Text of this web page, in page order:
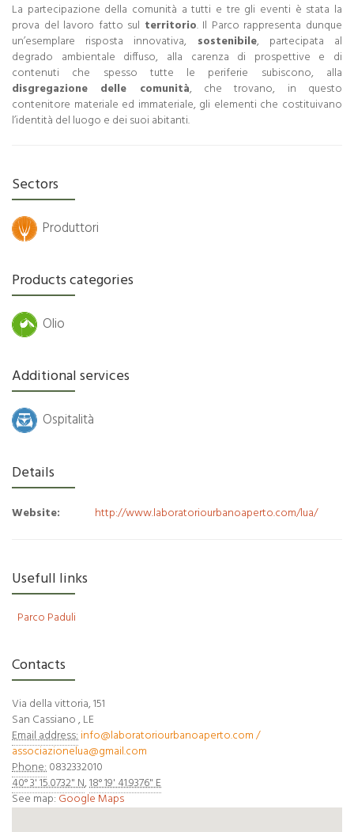
La partecipazione della comunità a tutti e tre gli eventi è stata la
prova del lavoro fatto sul territorio. Il Parco rappresenta dunque
un’esemplare risposta innovativa, sostenibile, partecipata al
degrado ambientale diffuso, alla carenza di prospettive e di
contenuti che spesso tutte le periferie subiscono, alla
disgregazione delle comunità, che trovano, in questo
contenitore materiale ed immateriale, gli elementi che costituivano
l’identità del luogo e dei suoi abitanti.
Sectors
Produttori
Products categories
Olio
Additional services
Ospitalità
Details
Website: http://www.laboratoriourbanoaperto.com/lua/
Usefull links
Parco Paduli
Contacts
Via della vittoria, 151
San Cassiano, LE
Email address:info@laboratoriourbanoaperto.com /
associazionelua@gmail.com
Phone:0832332010
40° 3' 15.0732" N,18° 19' 41.9376" E
See map:Google Maps